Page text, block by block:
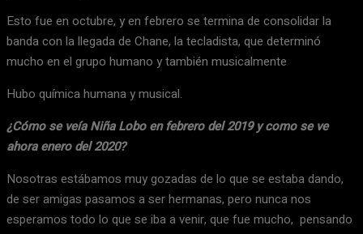
Esto fue en octubre, y en febrero se termina de consolidar la
banda con la llegada de Chane, la tecladista, que determinó
mucho en el grupo humano y también musicalmente
Hubo química humana y musical.
¿Cómo se veía Niña Lobo en febrero del 2019 y como se ve
ahora enero del 2020?
Nosotras estábamos muy gozadas de lo que se estaba dando,
de ser amigas pasamos a ser hermanas, pero nunca nos
esperamos todo lo que se iba a venir, que fue mucho, pensando